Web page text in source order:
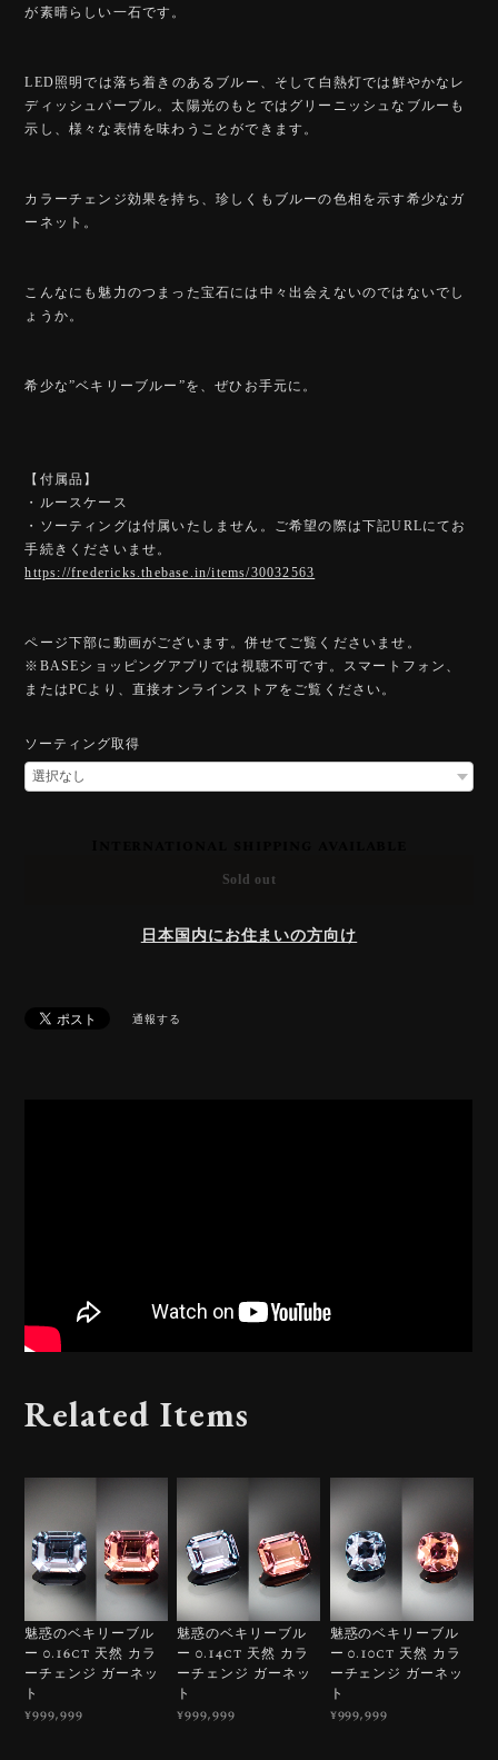
が素晴らしい一石です。
LED照明では落ち着きのあるブルー、そして白熱灯では鮮やかなレ
ディッシュパープル。太陽光のもとではグリーニッシュなブルーも
示し、様々な表情を味わうことができます。
カラーチェンジ効果を持ち、珍しくもブルーの色相を示す希少なガ
ーネット。
こんなにも魅力のつまった宝石には中々出会えないのではないでし
ょうか。
希少な”ベキリーブルー”を、ぜひお手元に。
【付属品】
・ルースケース
・ソーティングは付属いたしません。ご希望の際は下記URLにてお
手続きくださいませ。
https://fredericks.thebase.in/items/30032563
ページ下部に動画がございます。併せてご覧くださいませ。
※BASEショッピングアプリでは視聴不可です。スマートフォン、
またはPCより、直接オンラインストアをご覧ください。
ソーティング取得
Sold out
日本国内にお住まいの方向け
通報する
Related Items
魅惑のベキリーブル
ー 0.16ct 天然 カラ
ーチェンジ ガーネッ
ト
¥999,999
魅惑のベキリーブル
ー 0.14ct 天然 カラ
ーチェンジ ガーネッ
ト
¥999,999
魅惑のベキリーブル
ー 0.10ct 天然 カラ
ーチェンジ ガーネッ
ト
¥999,999